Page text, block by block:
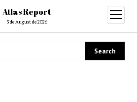
Atlas Report
5 de August de 2026
open
menu